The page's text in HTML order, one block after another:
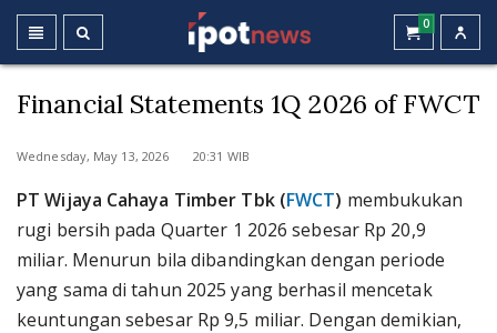
0
Financial Statements 1Q 2026 of FWCT
Wednesday, May 13, 2026 20:31 WIB
PT Wijaya Cahaya Timber Tbk (FWCT) membukukan
rugi bersih pada Quarter 1 2026 sebesar Rp 20,9
miliar. Menurun bila dibandingkan dengan periode
yang sama di tahun 2025 yang berhasil mencetak
keuntungan sebesar Rp 9,5 miliar. Dengan demikian,